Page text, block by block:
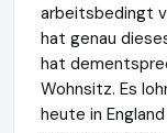
arbeitsbedingt
hat genau
hat
Wohnsitz. Es
heute in